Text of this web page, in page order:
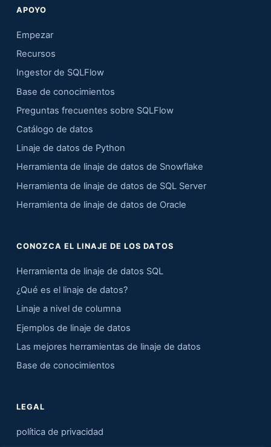
APOYO
Empezar
Recursos
Ingestor de SQLFlow
Base de conocimientos
Preguntas frecuentes sobre SQLFlow
Catálogo de datos
Linaje de datos de Python
Herramienta de linaje de datos de Snowflake
Herramienta de linaje de datos de SQL Server
Herramienta de linaje de datos de Oracle
CONOZCA EL LINAJE DE LOS DATOS
Herramienta de linaje de datos SQL
¿Qué es el linaje de datos?
Linaje a nivel de columna
Ejemplos de linaje de datos
Las mejores herramientas de linaje de datos
Base de conocimientos
LEGAL
política de privacidad